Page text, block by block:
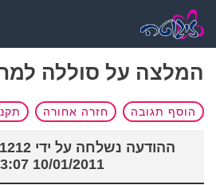
המלצה על סוללה
הוסף תגובה חזרה אחורה
10/01/2011 15:53:07